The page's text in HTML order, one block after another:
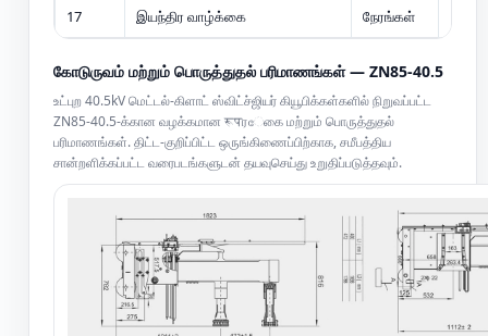
17 இயந்திர வாழ்க்கை நேரங்கள்
கோடுருவம் மற்றும் பொருத்துதல் பரிமாணங்கள் — ZN85-40.5
உட்புற 40.5kV மெட்டல்-கிளாட் ஸ்விட்ச்ஜியர் கியூபிக்கள்களில் நிறுவப்பட்ட
ZN85-40.5-க்கான வழக்கமான रूपரേகை மற்றும் பொருத்துதல்
பரிமாணங்கள். திட்ட-குறிப்பிட்ட ஒருங்கிணைப்பிற்காக, சமீபத்திய
சான்றளிக்கப்பட்ட வரைபடங்களுடன் தயவுசெய்து உறுதிப்படுத்தவும்.